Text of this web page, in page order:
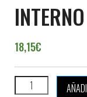
18,15€
DIRDIVERS